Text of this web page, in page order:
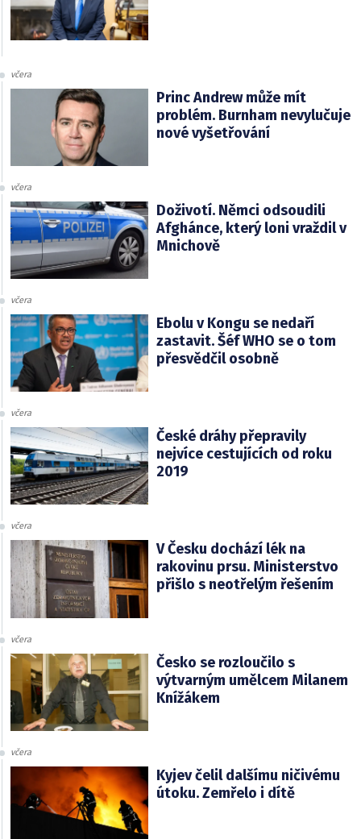
včera
Princ Andrew může mít
problém. Burnham nevylučuje
nové vyšetřování
včera
Doživotí. Němci odsoudili
Afghánce, který loni vraždil v
Mnichově
včera
Ebolu v Kongu se nedaří
zastavit. Šéf WHO se o tom
přesvědčil osobně
včera
České dráhy přepravily
nejvíce cestujících od roku
2019
včera
V Česku dochází lék na
rakovinu prsu. Ministerstvo
přišlo s neotřelým řešením
včera
Česko se rozloučilo s
výtvarným umělcem Milanem
Knížákem
včera
Kyjev čelil dalšímu ničivému
útoku. Zemřelo i dítě